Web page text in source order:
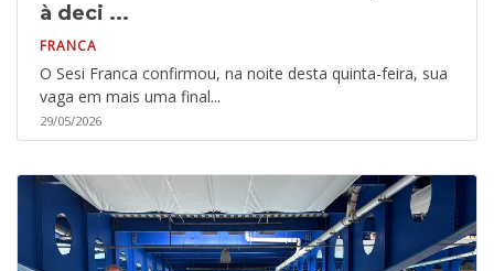
à deci ...
FRANCA
O Sesi Franca confirmou, na noite desta quinta-feira, sua
vaga em mais uma final...
29/05/2026